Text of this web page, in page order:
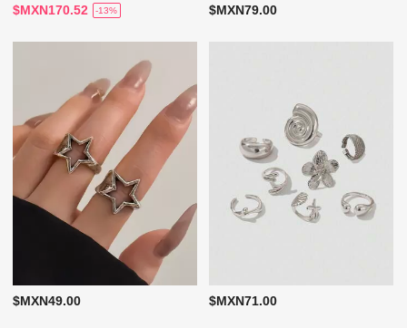
$MXN170.52 -13% $MXN79.00
$MXN49.00 $MXN71.00